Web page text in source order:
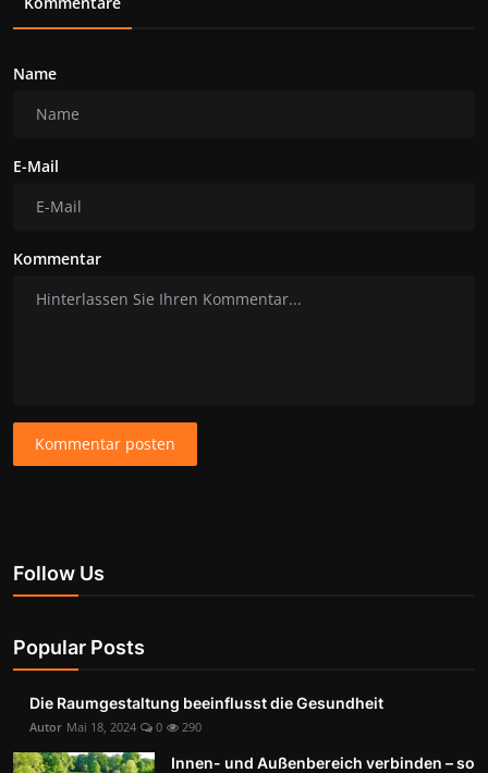
Name
E-Mail
Kommentar
Kommentar posten
Follow Us
Popular Posts
Die Raumgestaltung beeinflusst die Gesundheit
Autor Mai 18, 2024 0 290
Innen- und Außenbereich verbinden – so